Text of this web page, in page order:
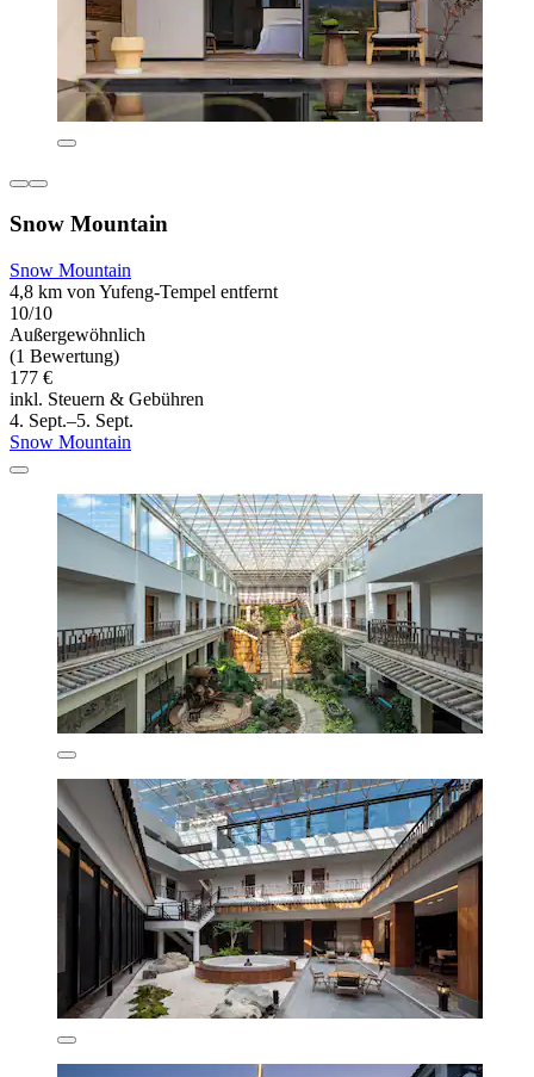
Snow Mountain
Snow Mountain
4,8 km von Yufeng-Tempel entfernt
10/10
Außergewöhnlich
(1 Bewertung)
177 €
inkl. Steuern & Gebühren
4. Sept.–5. Sept.
Snow Mountain